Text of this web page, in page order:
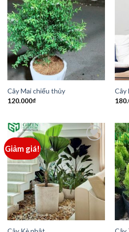
Add to
Wishlist
Cây Mai chiếu thủy
120.000₫
Cây
Giảm giá!
Add to
Wishlist